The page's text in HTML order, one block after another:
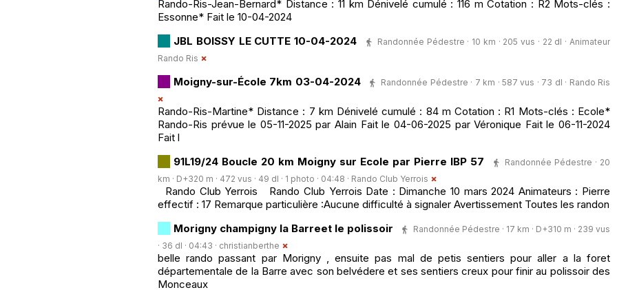
Rando-Ris-Jean-Bernard* Distance : 11 km Dénivelé cumulé : 116 m Cotation : R2 Mots-clés :
Essonne* Fait le 10-04-2024
JBL BOISSY LE CUTTE 10-04-2024
Randonnée Pédestre · 10 km · 205 vus · 22 dl · Animateur
Rando Ris
Moigny-sur-École 7km 03-04-2024 Randonnée Pédestre · 7 km · 587 vus · 73 dl · Rando Ris
Rando-Ris-Martine* Distance : 7 km Dénivelé cumulé : 84 m Cotation : R1 Mots-clés : Ecole*
Rando-Ris prévue le 05-11-2025 par Alain Fait le 04-06-2025 par Véronique Fait le 06-11-2024
Fait l
91L19/24 Boucle 20 km Moigny sur Ecole par Pierre IBP 57
Randonnée Pédestre · 20
km · D+320 m · 472 vus · 49 dl · 1 photo · 04:48 · Rando Club Yerrois
Rando Club Yerrois Rando Club Yerrois Date : Dimanche 10 mars 2024 Animateurs : Pierre
effectif : 17 Remarque particulière :Aucune difficulté à signaler Avertissement Toutes les randon
Morigny champigny la Barreet le polissoir
Randonnée Pédestre · 17 km · D+310 m · 239 vus
· 36 dl · 04:43 · christianberthe
belle rando passant par Morigny , ensuite pas mal de petis sentiers pour aller a la foret
départementale de la Barre avec son belvédere et ses sentiers creux pour finir au polissoir des
Monceaux